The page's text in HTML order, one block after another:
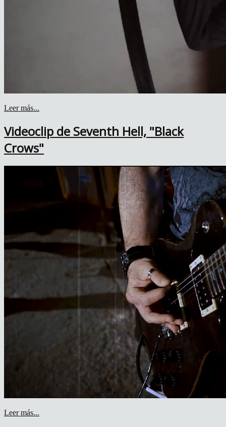
Leer más...
Videoclip de Seventh Hell, "Black
Crows"
Leer más...